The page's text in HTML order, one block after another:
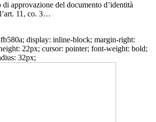
approvazione del documento d’identità
11, co. 3…
display: inline-block; margin-right:
22px; cursor: pointer; font-weight: bold;
32px;